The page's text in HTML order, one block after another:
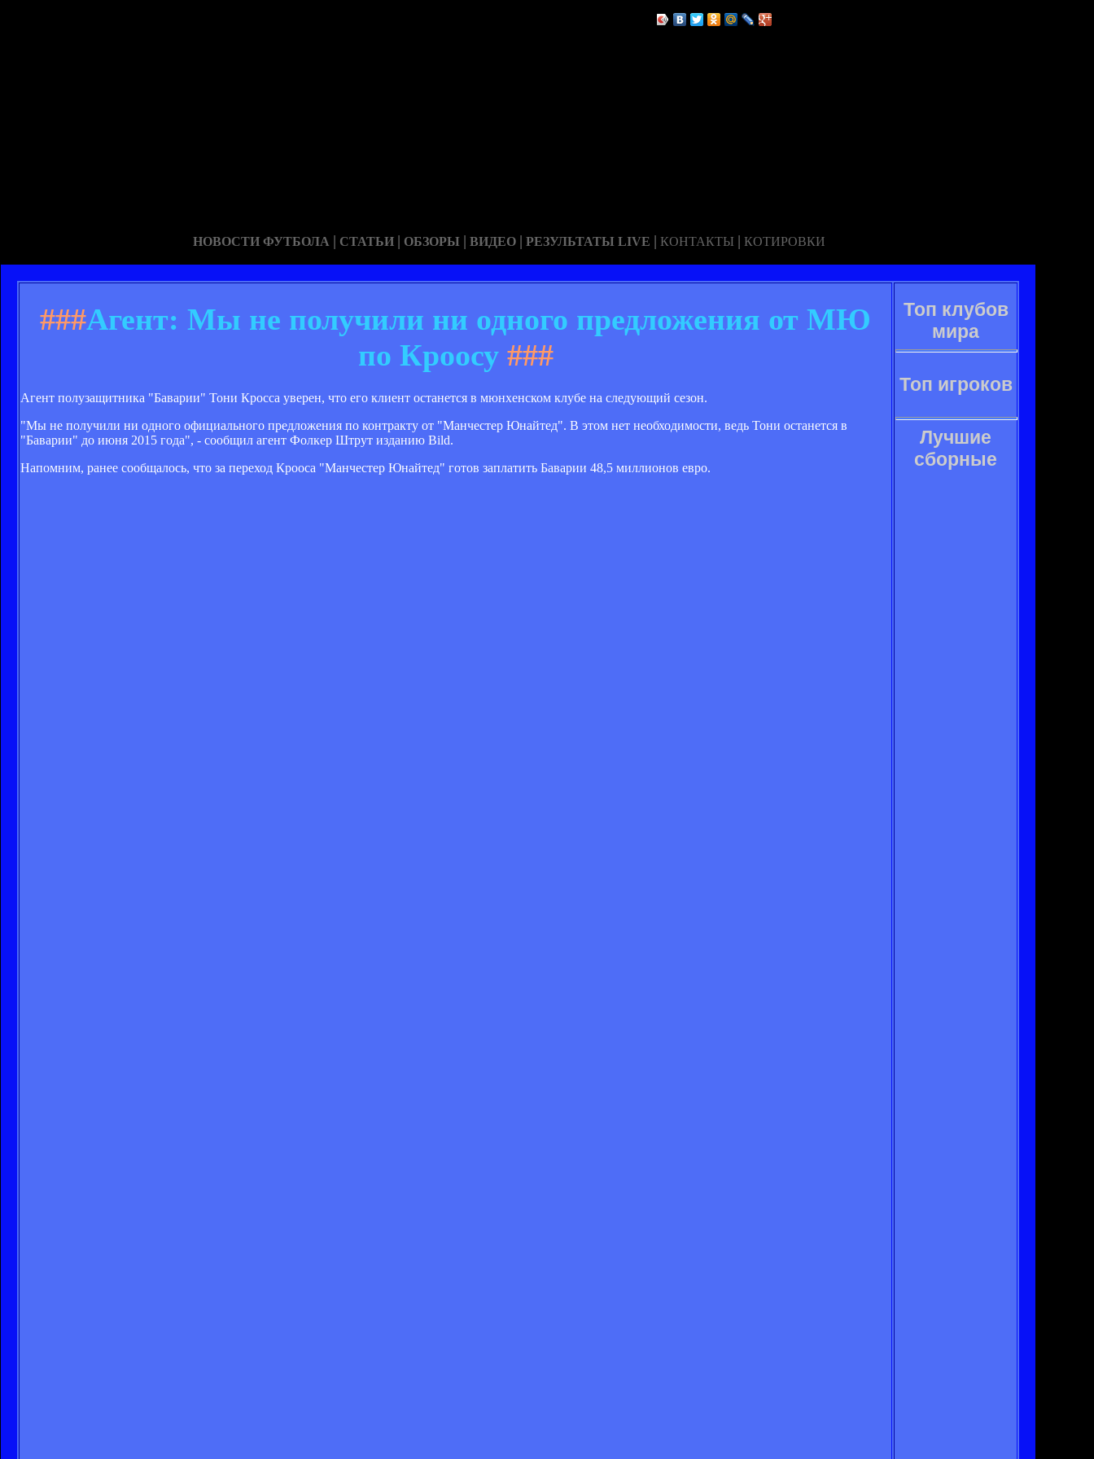
НОВОСТИ ФУТБОЛА | СТАТЬИ | ОБЗОРЫ | ВИДЕО | РЕЗУЛЬТАТЫ LIVE | КОНТАКТЫ | КОТИРОВКИ
###Агент: Мы не получили ни одного предложения от МЮ
по Кроосу###
Агент полузащитника "Баварии" Тони Кросса уверен, что его клиент останется в мюнхенском клубе на следующий сезон.
"Мы не получили ни одного официального предложения по контракту от "Манчестер Юнайтед". В этом нет необходимости, ведь Тони останется в
"Баварии" до июня 2015 года", - сообщил агент Фолкер Штрут изданию Bild.
Напомним, ранее сообщалось, что за переход Крооса "Манчестер Юнайтед" готов заплатить Баварии 48,5 миллионов евро.
Топ клубов
мира
Топ игроков
Лучшие
сборные